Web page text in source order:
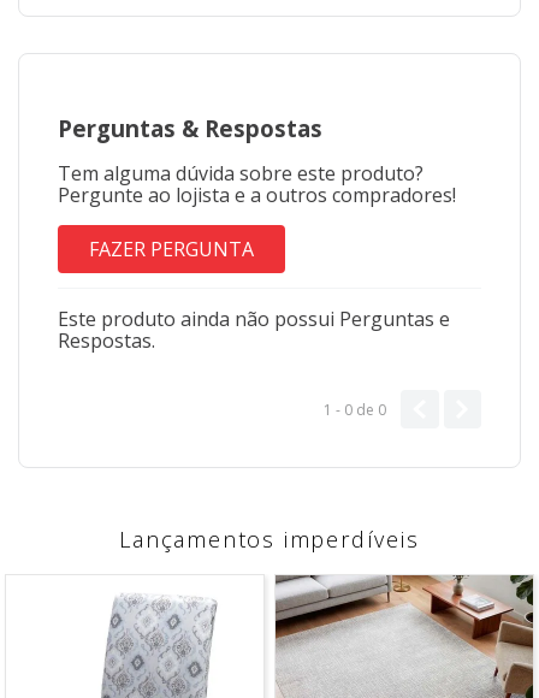
Perguntas & Respostas
Tem alguma dúvida sobre este produto?
Pergunte ao lojista e a outros compradores!
FAZER PERGUNTA
Este produto ainda não possui Perguntas e
Respostas.
1 - 0 de 0
Lançamentos imperdíveis